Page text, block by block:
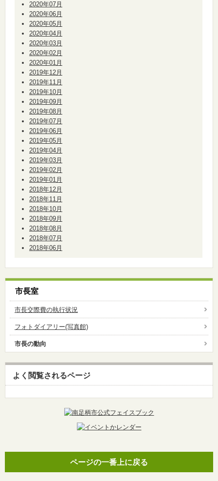
2020年07月
2020年06月
2020年05月
2020年04月
2020年03月
2020年02月
2020年01月
2019年12月
2019年11月
2019年10月
2019年09月
2019年08月
2019年07月
2019年06月
2019年05月
2019年04月
2019年03月
2019年02月
2019年01月
2018年12月
2018年11月
2018年10月
2018年09月
2018年08月
2018年07月
2018年06月
市長室
市長交際費の執行状況
フォトダイアリー(写真館)
市長の動向
よく閲覧されるページ
ページの一番上に戻る